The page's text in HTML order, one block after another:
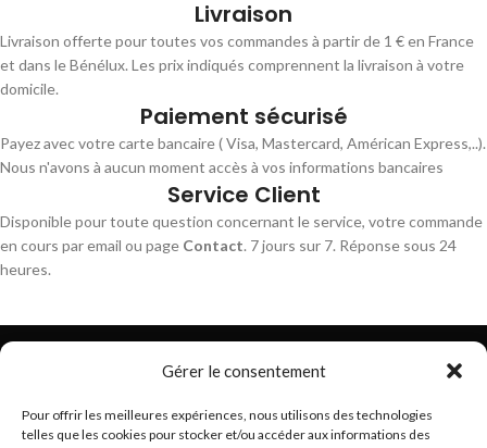
Gérer le consentement
Pour offrir les meilleures expériences, nous utilisons des technologies
telles que les cookies pour stocker et/ou accéder aux informations des
Livraison
Livraison offerte pour toutes vos commandes à partir de 1 € en France
et dans le Bénélux. Les prix indiqués comprennent la livraison à votre
domicile.
Paiement sécurisé
Payez avec votre carte bancaire ( Visa, Mastercard, Américan Express,..).
Nous n'avons à aucun moment accès à vos informations bancaires
Service Client
Disponible pour toute question concernant le service, votre commande
en cours par email ou page Contact. 7 jours sur 7. Réponse sous 24
heures.
Trouvez les meilleurs bracelets de montres connectés